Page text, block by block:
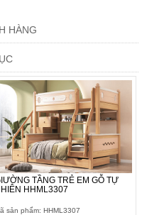
HÀNG
TẦNG TRẺ EM GỖ TỰ
HHML3307
sản phẩm: HHML3307